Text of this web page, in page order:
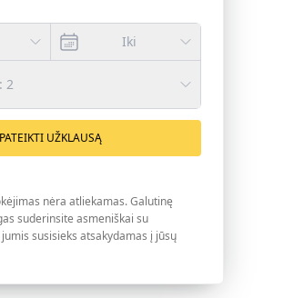
Iki
: 2
PATEIKTI UŽKLAUSĄ
nėra atliekamas. Galutinę
suderinsite asmeniškai su
susisieks atsakydamas į jūsų